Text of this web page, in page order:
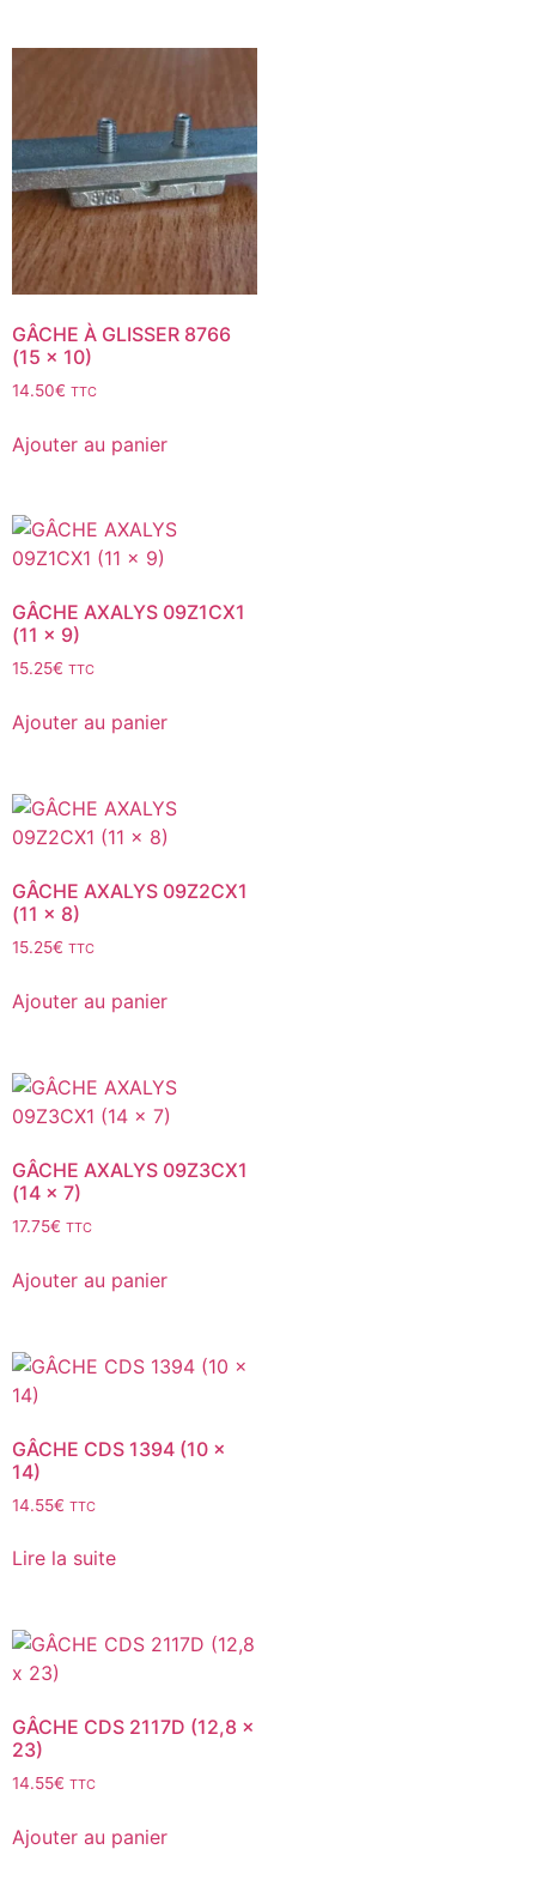
GÂCHE À GLISSER 8766
(15 x 10)
14.50€ TTC
Ajouter au panier
GÂCHE AXALYS 09Z1CX1
(11 x 9)
15.25€ TTC
Ajouter au panier
GÂCHE AXALYS 09Z2CX1
(11 x 8)
15.25€ TTC
Ajouter au panier
GÂCHE AXALYS 09Z3CX1
(14 x 7)
17.75€ TTC
Ajouter au panier
GÂCHE CDS 1394 (10 x
14)
14.55€ TTC
Lire la suite
GÂCHE CDS 2117D (12,8 x
23)
14.55€ TTC
Ajouter au panier